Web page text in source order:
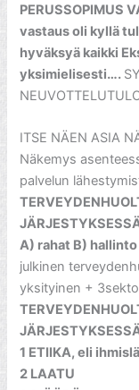
PERUSSOPIMUS
vastaus oli kyllä
hyväksyä kaikki
yksimielisesti….
ITSE NÄEN ASIA
Näkemys
palvelun
A) rahat B)
julkinen
yksityinen +
1 ETIIKA, eli
2 LAATU